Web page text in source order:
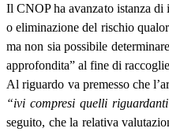
Il CNOP ha avanzato istanza
o eliminazione del rischio
ma non sia possibile
approfondita” al fine di
Al riguardo va premesso che
“ivi compresi quelli
seguito, che la relativa